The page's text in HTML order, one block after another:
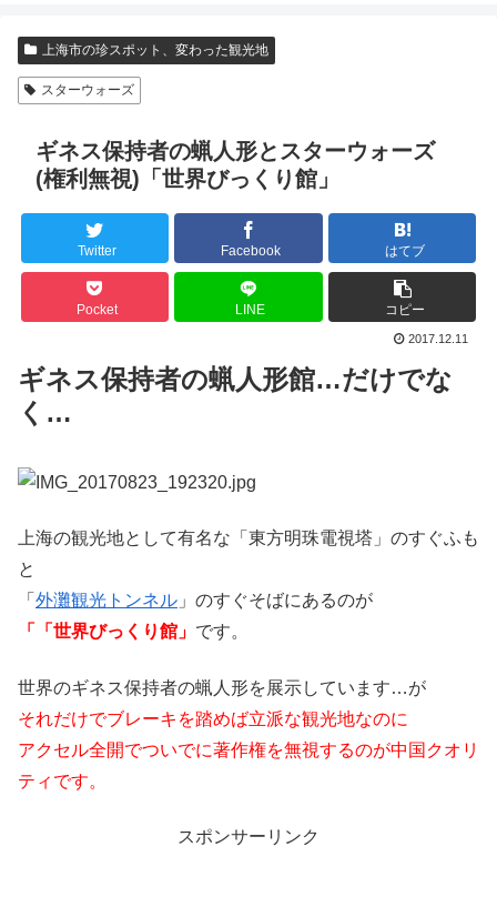
上海市の珍スポット、変わった観光地
スターウォーズ
ギネス保持者の蝋人形とスターウォーズ
(権利無視)「世界びっくり館」
Twitter Facebook はてブ
Pocket LINE コピー
2017.12.11
ギネス保持者の蝋人形館…だけでな
く…
上海の観光地として有名な「東方明珠電視塔」のすぐふも
と
「 外灘観光トンネル 」のすぐそばにあるのが
「「世界びっくり館」 です。
世界のギネス保持者の蝋人形を展示しています…が
それだけでブレーキを踏めば立派な観光地なのに
アクセル全開でついでに著作権を無視するのが中国クオリ
ティです。
スポンサーリンク